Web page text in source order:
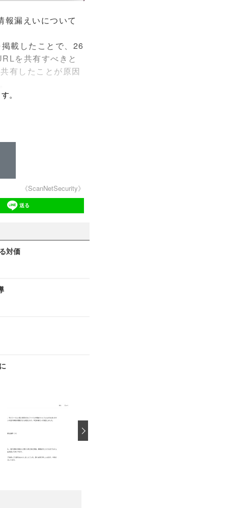
漏えいについて
載したことで、26
を共有すべきと
有したことが原因
。
《ScanNetSecurity》
送る
対価